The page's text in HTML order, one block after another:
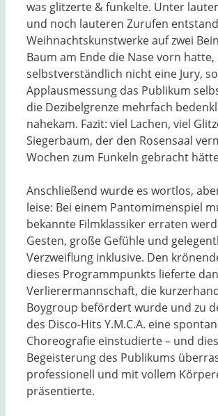
was glitzerte & funkelte. Unter
und noch lauteren Zurufen
Weihnachtskunstwerke auf zwei
Baum am Ende die Nase vorn
selbstverständlich nicht eine Jury,
Applausmessung das Publikum
die Dezibelgrenze mehrfach
nahekam. Fazit: viel Lachen, viel
Siegerbaum, der den Rosensaal
Wochen zum Funkeln gebracht
Anschließend wurde es wortlos,
leise: Bei einem Pantomimenspiel
bekannte Filmklassiker erraten
Gesten, große Gefühle und
Verzweiflung inklusive. Den
dieses Programmpunkts lieferte
Verlierermannschaft, die
Boygroup befördert wurde und zu
des Disco-Hits Y.M.C.A. eine
Choreografie einstudierte – und
Begeisterung des Publikums
professionell und mit vollem
präsentierte.